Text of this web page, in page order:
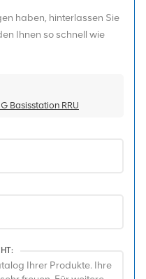
haben, hinterlassen Sie
Ihnen so schnell wie
Basisstation RRU